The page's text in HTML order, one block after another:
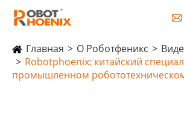

Главная О Роботфеникс
Robotphoenix: китайский
промышленном